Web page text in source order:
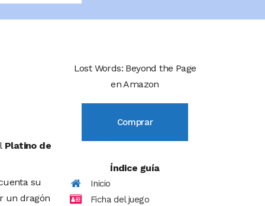
Platino de
su
un dragón
Lost Words: Beyond the Page
en Amazon
Comprar
Índice guía
Inicio
Ficha del juego